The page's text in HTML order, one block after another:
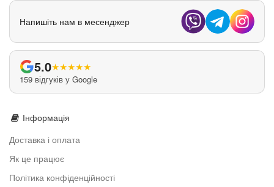
Напишіть нам в месенджер
5.0★★★★★
159 відгуків у Google
Інформація
Доставка і оплата
Як це працює
Політика конфіденційності